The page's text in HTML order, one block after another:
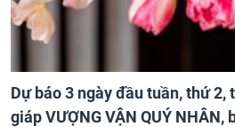
Dự báo 3 ngày đầu tuần, thứ 2,
giáp VƯỢNG VẬN QUÝ NHÂN,